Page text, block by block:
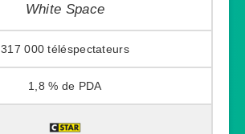
White Space
317 000
1,8 %